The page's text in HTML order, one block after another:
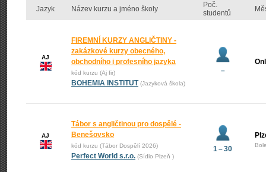
Jazyk Název kurzu a jméno školy
Poč.
studentů
AJ
FIREMNÍ KURZY ANGLIČTINY -
zakázkové kurzy obecného,
obchodního i profesního jazyka
kód kurzu (Aj fir)
BOHEMIA INSTITUT (Jazyková škola)
–
AJ
Tábor s angličtinou pro dospělé -
Benešovsko
kód kurzu (Tábor Dospělí 2026)
Perfect World s.r.o. (Sídlo Plzeň )
1 – 30